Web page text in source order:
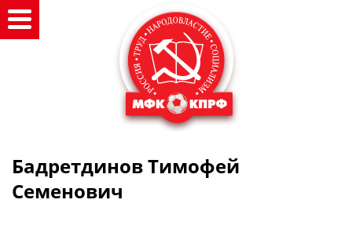
Бадретдинов Тимофей
Семенович